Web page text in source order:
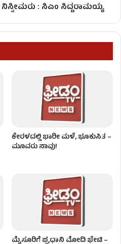
: ಸಿಎಂ ಸಿದ್ದರಾಮಯ್ಯ
ಕೇರಳದಲ್ಲಿ ಭಾರೀ ಮಳೆ, ಭೂಕುಸಿತ –
ಮೂವರು ಸಾವು!
ಮೈಸೂರಿಗೆ ಪ್ರಧಾನಿ ಮೋದಿ ಭೇಟಿ –